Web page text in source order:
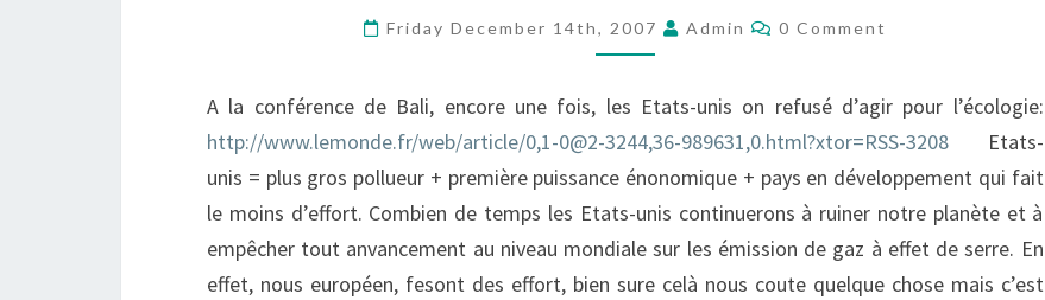
ENCORE
DÉFAITE
Friday December 14th, 2007 Admin Comments
0 Comment
A la conférence de Bali, encore une fois, les Etats-unis on refusé d’agir pour l’écologie:
http://www.lemonde.fr/web/article/0,1-0@2-3244,36-989631,0.html?xtor=RSS-3208 Etats-
unis = plus gros pollueur + première puissance énonomique + pays en développement qui fait
le moins d’effort. Combien de temps les Etats-unis continuerons à ruiner notre planète et à
empêcher tout anvancement au niveau mondiale sur les émission de gaz à effet de serre. En
effet, nous européen, fesont des effort, bien sure celà nous coute quelque chose mais c’est